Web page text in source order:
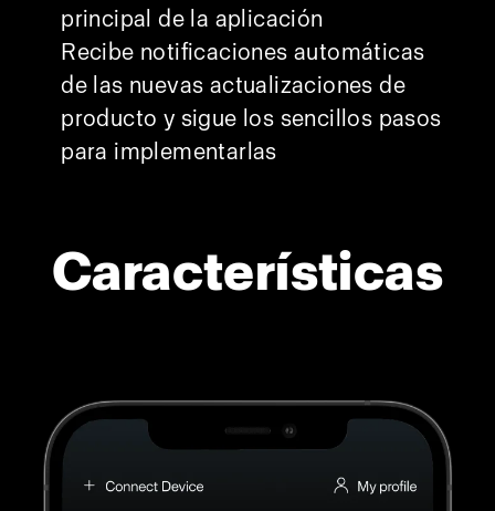
principal de la aplicación
Recibe notificaciones automáticas
de las nuevas actualizaciones de
producto y sigue los sencillos pasos
para implementarlas
Características